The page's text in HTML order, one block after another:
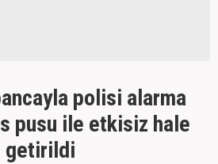
polisi alarma
pusu ile etkisiz hale
getirildi